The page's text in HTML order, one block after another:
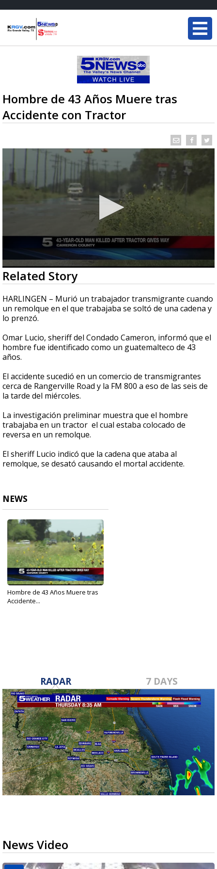
Hombre de 43 Años Muere tras
Accidente con Tractor
0
seconds
of
32
seconds
Related Story
HARLINGEN – Murió un trabajador transmigrante cuando
un remolque en el que trabajaba se soltó de una cadena y
lo prenzó.
Omar Lucio, sheriff del Condado Cameron, informó que el
hombre fue identificado como un guatemalteco de 43
años.
El accidente sucedió en un comercio de transmigrantes
cerca de Rangerville Road y la FM 800 a eso de las seis de
la tarde del miércoles.
La investigación preliminar muestra que el hombre
trabajaba en un tractor el cual estaba colocado de
reversa en un remolque.
El sheriff Lucio indicó que la cadena que ataba al
remolque, se desató causando el mortal accidente.
NEWS
Hombre de 43 Años Muere tras
Accidente...
RADAR 7 DAYS
News Video